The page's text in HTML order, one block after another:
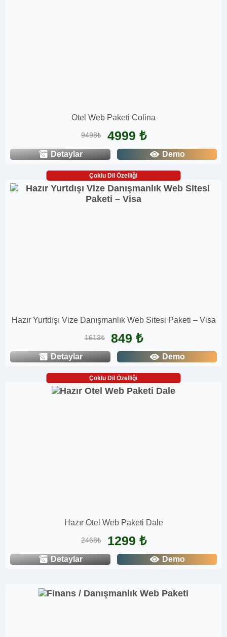
Otel Web Paketi Colina
9498₺ 4999 ₺
Detaylar Demo
Çoklu Dil Özelliği
Hazır Yurtdışı Vize Danışmanlık Web Sitesi Paketi – Visa
1613₺ 849 ₺
Detaylar Demo
Çoklu Dil Özelliği
Hazır Otel Web Paketi Dale
2468₺ 1299 ₺
Detaylar Demo